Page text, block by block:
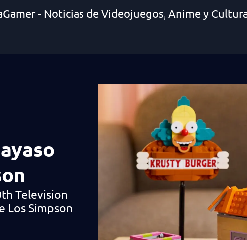
- Noticias de Videojuegos, Anime y
Television
Los Simpson